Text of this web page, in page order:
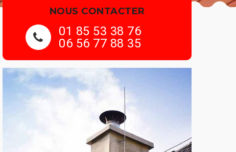
NOUS CONTACTER
01 85 53 38 76
06 56 77 88 35